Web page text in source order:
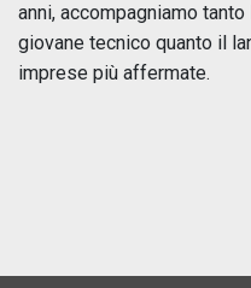
anni, accompagniamo
giovane tecnico quanto il
imprese più affermate.